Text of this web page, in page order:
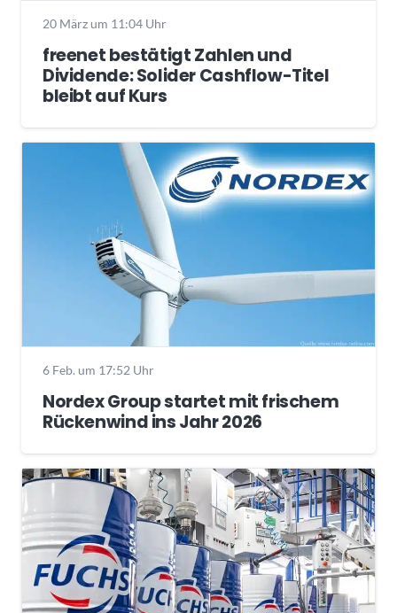
20 März um 11:04 Uhr
freenet bestätigt Zahlen und
Dividende: Solider Cashflow-Titel
bleibt auf Kurs
6 Feb. um 17:52 Uhr
Nordex Group startet mit frischem
Rückenwind ins Jahr 2026